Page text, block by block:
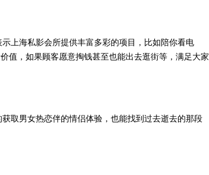
上海私影会所提供丰富多彩的项目，比如陪你看电
值，如果顾客愿意掏钱甚至也能出去逛街等，满足大家
取男女热恋伴的情侣体验，也能找到过去逝去的那段